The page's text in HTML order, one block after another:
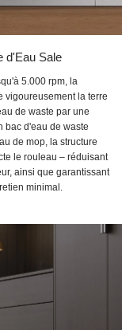
d'Eau Sale
5.000 rpm, la
vigoureusement la terre
de waste par une
bac d'eau de waste
de mop, la structure
le rouleau – réduisant
ainsi que garantissant
minimal.